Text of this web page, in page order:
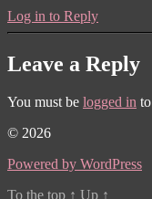
Log in to Reply
Leave a Reply
You must be logged in
© 2026
Powered by WordPress
To the top ↑ Up ↑